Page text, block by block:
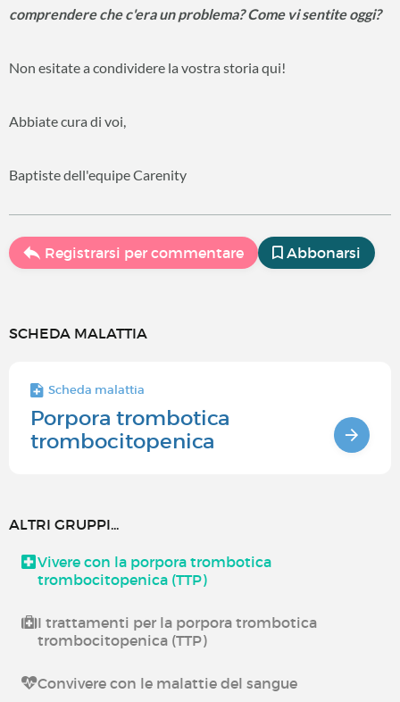
comprendere che c'era un problema? Come vi sentite oggi?
Non esitate a condividere la vostra storia qui!
Abbiate cura di voi,
Baptiste dell'equipe Carenity
Registrarsi per commentare Abbonarsi
SCHEDA MALATTIA
Scheda malattia
Porpora trombotica
trombocitopenica
ALTRI GRUPPI...
Vivere con la porpora trombotica
trombocitopenica (TTP)
I trattamenti per la porpora trombotica
trombocitopenica (TTP)
Convivere con le malattie del sangue